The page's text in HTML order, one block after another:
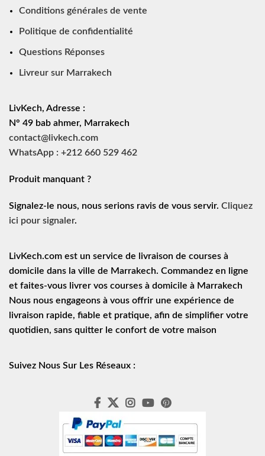
Conditions générales de vente
Politique de confidentialité
Questions Réponses
Livreur sur Marrakech
LivKech, Adresse :
N° 49 bab ahmer, Marrakech
contact@livkech.com
WhatsApp : +212 660 529 462
Produit manquant ?
Signalez-le nous, nous serions ravis de vous servir. Cliquez
ici pour signaler.
LivKech.com est un service de
livraison de courses à
domicile dans la ville de Marrakech. Commandez en ligne
et faites-vous livrer vos courses à domicile à Marrakech
Nous nous engageons à vous offrir une expérience de
livraison rapide, fiable et pratique, afin de simplifier votre
quotidien, sans quitter le confort de votre maison
Suivez Nous Sur Les Réseaux :